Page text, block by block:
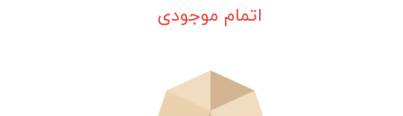
اتمام موجودی